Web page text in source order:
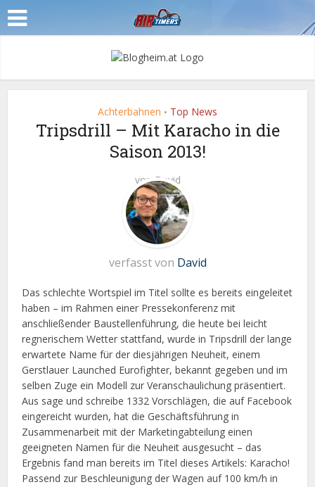
Achterbahnen • Top News
Tripsdrill – Mit Karacho in die
Saison 2013!
vonDavid
verfasst von David
Das schlechte Wortspiel im Titel sollte es bereits eingeleitet
haben – im Rahmen einer Pressekonferenz mit
anschließender Baustellenführung, die heute bei leicht
regnerischem Wetter stattfand, wurde in Tripsdrill der lange
erwartete Name für der diesjährigen Neuheit, einem
Gerstlauer Launched Eurofighter, bekannt gegeben und im
selben Zuge ein Modell zur Veranschaulichung präsentiert.
Aus sage und schreibe 1332 Vorschlägen, die auf Facebook
eingereicht wurden, hat die Geschäftsführung in
Zusammenarbeit mit der Marketingabteilung einen
geeigneten Namen für die Neuheit ausgesucht – das
Ergebnis fand man bereits im Titel dieses Artikels: Karacho!
Passend zur Beschleunigung der Wagen auf 100 km/h in